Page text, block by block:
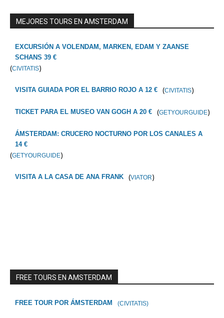
MEJORES TOURS EN AMSTERDAM
EXCURSIÓN A VOLENDAM, MARKEN, EDAM Y ZAANSE
SCHANS 39 €
(CIVITATIS)
VISITA GUIADA POR EL BARRIO ROJO A 12 € (CIVITATIS)
TICKET PARA EL MUSEO VAN GOGH A 20 € (GETYOURGUIDE)
ÁMSTERDAM: CRUCERO NOCTURNO POR LOS CANALES A
14 €
(GETYOURGUIDE)
VISITA A LA CASA DE ANA FRANK (VIATOR)
FREE TOURS EN AMSTERDAM
FREE TOUR POR ÁMSTERDAM (CIVITATIS)